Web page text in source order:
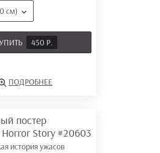
см)
450 Р.
ПОДРОБНЕЕ
постер
Story #20603
история ужасов